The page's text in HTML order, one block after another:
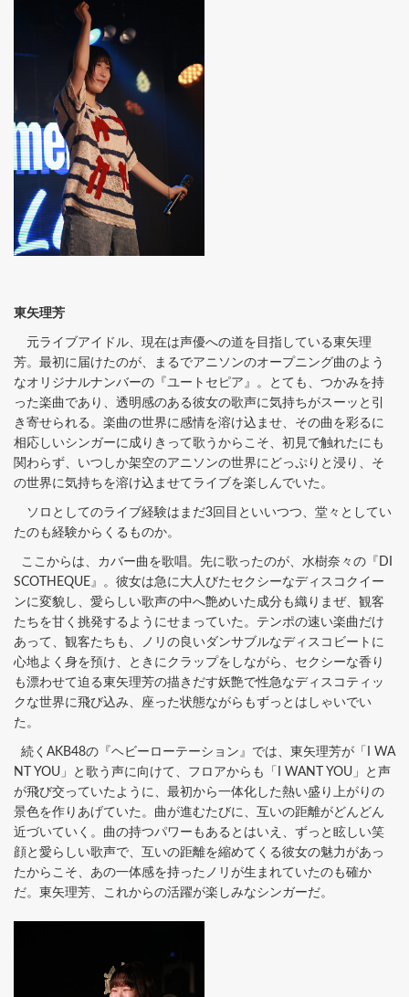
東矢理芳
元ライブアイドル、現在は声優への道を目指している東矢理
芳。最初に届けたのが、まるでアニソンのオープニング曲のよう
なオリジナルナンバーの『ユートセピア』。とても、つかみを持
った楽曲であり、透明感のある彼女の歌声に気持ちがスーッと引
き寄せられる。楽曲の世界に感情を溶け込ませ、その曲を彩るに
相応しいシンガーに成りきって歌うからこそ、初見で触れたにも
関わらず、いつしか架空のアニソンの世界にどっぷりと浸り、そ
の世界に気持ちを溶け込ませてライブを楽しんでいた。
ソロとしてのライブ経験はまだ3回目といいつつ、堂々としてい
たのも経験からくるものか。
ここからは、カバー曲を歌唱。先に歌ったのが、水樹奈々の『DI
SCOTHEQUE』。彼女は急に大人びたセクシーなディスコクイー
ンに変貌し、愛らしい歌声の中へ艶めいた成分も織りまぜ、観客
たちを甘く挑発するようにせまっていた。テンポの速い楽曲だけ
あって、観客たちも、ノリの良いダンサブルなディスコビートに
心地よく身を預け、ときにクラップをしながら、セクシーな香り
も漂わせて迫る東矢理芳の描きだす妖艶で性急なディスコティッ
クな世界に飛び込み、座った状態ながらもずっとはしゃいでい
た。
続くAKB48の『ヘビーローテーション』では、東矢理芳が「I WA
NT YOU」と歌う声に向けて、フロアからも「I WANT YOU」と声
が飛び交っていたように、最初から一体化した熱い盛り上がりの
景色を作りあげていた。曲が進むたびに、互いの距離がどんどん
近づいていく。曲の持つパワーもあるとはいえ、ずっと眩しい笑
顔と愛らしい歌声で、互いの距離を縮めてくる彼女の魅力があっ
たからこそ、あの一体感を持ったノリが生まれていたのも確か
だ。東矢理芳、これからの活躍が楽しみなシンガーだ。